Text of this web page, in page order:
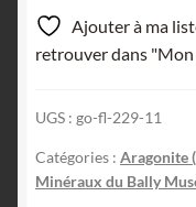
Karlsbad,
Allemagne.
Ajouter à ma
retrouver dans "Mon
UGS : go-fl-229-11
Catégories : Aragonite
Minéraux du Bally